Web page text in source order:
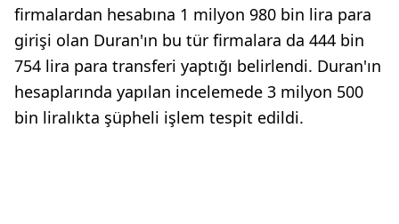
firmalardan hesabına 1 milyon 980 bin lira para
girişi olan Duran'ın bu tür firmalara da 444 bin
754 lira para transferi yaptığı belirlendi. Duran'ın
hesaplarında yapılan incelemede 3 milyon 500
bin liralıkta şüpheli işlem tespit edildi.